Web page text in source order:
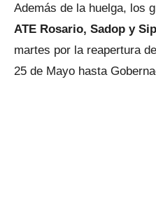
Además de la huelga, los
ATE Rosario, Sadop y
martes por la reapertura
25 de Mayo hasta